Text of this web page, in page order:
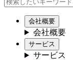
会社概要
会社概要
サービス
サービス